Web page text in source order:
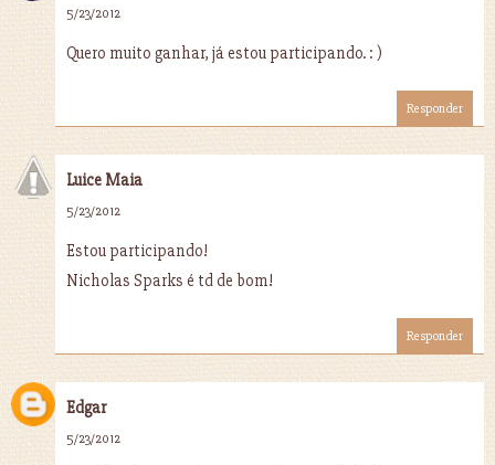
5/23/2012
Quero muito ganhar, já estou participando. : )
Responder
Luice Maia
5/23/2012
Estou participando!
Nicholas Sparks é td de bom!
Responder
Edgar
5/23/2012